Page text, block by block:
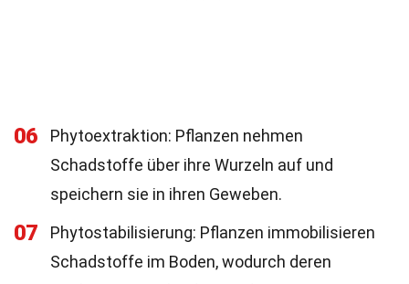
06
Phytoextraktion: Pflanzen nehmen
Schadstoffe über ihre Wurzeln auf und
speichern sie in ihren Geweben.
07
Phytostabilisierung: Pflanzen immobilisieren
Schadstoffe im Boden, wodurch deren